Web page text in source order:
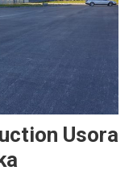
Usora